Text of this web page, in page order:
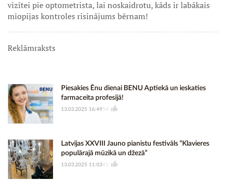
vizītei pie optometrista, lai noskaidrotu, kāds ir labākais
miopijas kontroles risinājums bērnam!
Reklāmraksts
Piesakies Ēnu dienai BENU Aptiekā un ieskaties
farmaceita profesijā!
13.03.2025 16:49 54
Latvijas XXVIII Jauno pianistu festivāls “Klavieres
populārajā mūzikā un džezā”
13.03.2025 11:0341